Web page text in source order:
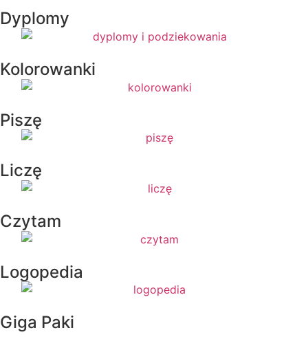
Dyplomy
Kolorowanki
Piszę
Liczę
Czytam
Logopedia
Giga Paki